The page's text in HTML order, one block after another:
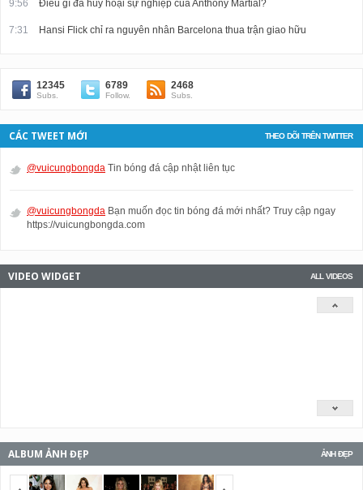
9:56 Điều gì đã hủy hoại sự nghiệp của Anthony Martial?
7:31 Hansi Flick chỉ ra nguyên nhân Barcelona thua trận giao hữu
12345
Subs.
6789
Follow.
2468
Subs.
THEO DÕI TRÊN TWITTER
CÁC TWEET MỚI
@vuicungbongda Tin bóng đá cập nhật liên tục
@vuicungbongda Bạn muốn đọc tin bóng đá mới nhất? Truy cập ngay
https://vuicungbongda.com
ALL VIDEOS
VIDEO WIDGET
ẢNH ĐẸP
ALBUM ẢNH ĐẸP
<span></span>